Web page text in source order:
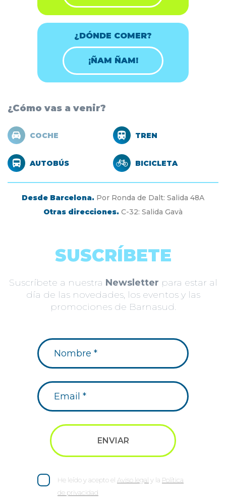
¿DÓNDE COMER?
¡ÑAM ÑAM!
¿Cómo vas a venir?
COCHE TREN
AUTOBÚS BICICLETA
Desde Barcelona. Por Ronda de Dalt: Salida 48A
Otras direcciones. C-32: Salida Gavà
SUSCRÍBETE
Suscríbete a nuestra Newsletter para estar al
día de las novedades, los eventos y las
promociones de Barnasud.
He leído y acepto el Aviso legal y la Política
de privacidad